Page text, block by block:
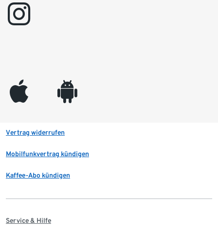
instagram
appleinc android
Vertrag widerrufen
Mobilfunkvertrag kündigen
Kaffee-Abo kündigen
Service & Hilfe